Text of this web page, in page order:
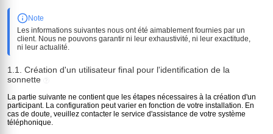
Note
Les informations suivantes nous ont été aimablement fournies par un
client. Nous ne pouvons garantir ni leur exhaustivité, ni leur exactitude,
ni leur actualité.
1.1. Création d'un utilisateur final pour l'identification de la
sonnette
La partie suivante ne contient que les étapes nécessaires à la création d'un
participant. La configuration peut varier en fonction de votre installation. En
cas de doute, veuillez contacter le service d'assistance de votre système
téléphonique.